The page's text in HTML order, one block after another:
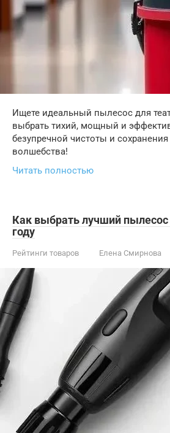
Ищете идеальный пылесос для
выбрать тихий, мощный и
безупречной чистоты и
волшебства!
Читать полностью
Как выбрать лучший пылесос
году
Рейтинги товаров Елена Смирнова